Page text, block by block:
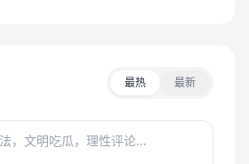
最热 最新